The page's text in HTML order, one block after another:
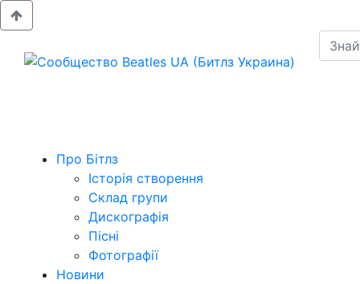
Про Бітлз
Історія створення
Склад групи
Дискографія
Пісні
Фотографії
Новини